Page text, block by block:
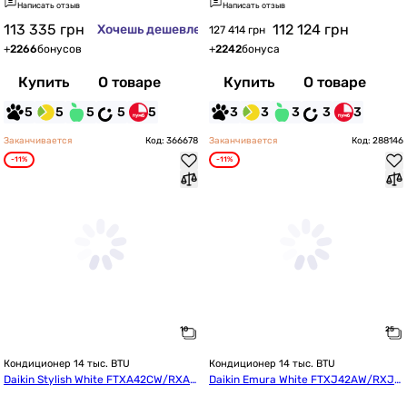
Написать отзыв
113 335 грн Хочешь дешевле?
+2266бонусов
Купить О товаре
5 5 5 5 5
Написать отзыв
127 414 грн 112 124 грн
+2242бонуса
Купить О товаре
3 3 3 3 3
Заканчивается Код: 366678
-11%
Кондиционер 14 тыс. BTU
Daikin Stylish White FTXA42CW/RXA4
Заканчивается Код: 288146
-11%
Кондиционер 14 тыс. BTU
Daikin Emura White FTXJ42AW/RXJ4